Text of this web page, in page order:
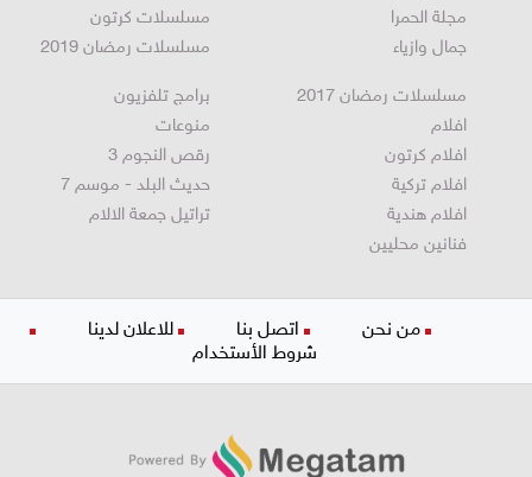
مجلة الحمرا
جمال وازياء
مسلسلات كرتون
مسلسلات رمضان 2019
مسلسلات رمضان 2017
افلام
افلام كرتون
افلام تركية
افلام هندية
فنانين محليين
برامج تلفزيون
منوعات
رقص النجوم 3
حديث البلد - موسم 7
تراتيل جمعة الالام
من نحن اتصل بنا
للاعلان لدينا
شروط الأستخدام